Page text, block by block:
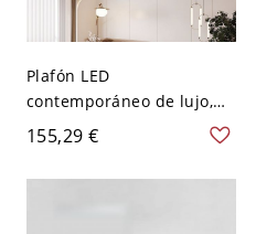
Plafón LED
contemporáneo de lujo,
regulable, con difusor
cielo estrellado y aro
metálico texturizado -
155,29 €